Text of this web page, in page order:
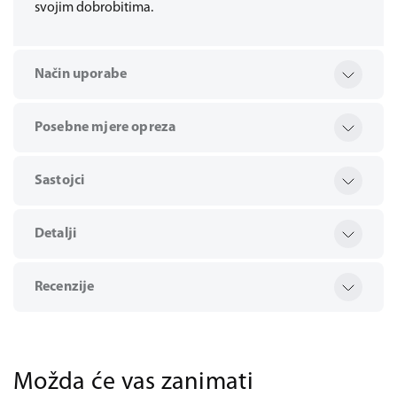
svojim dobrobitima.
Način uporabe
Posebne mjere opreza
Sastojci
Detalji
Recenzije
Možda će vas zanimati